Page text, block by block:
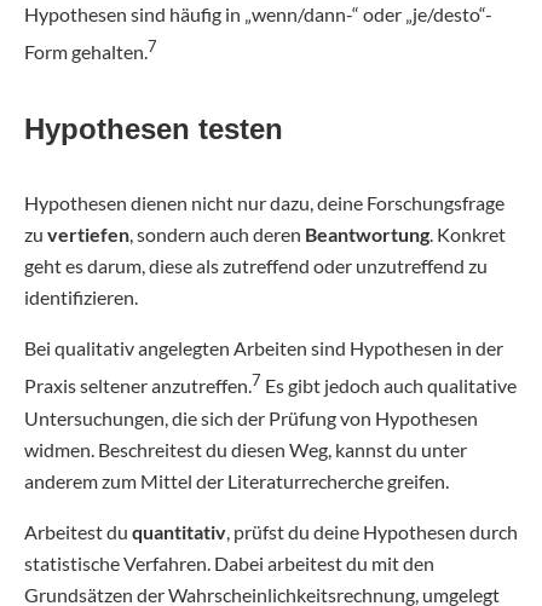
Hypothesen sind häufig in „wenn/dann-“ oder „je/desto“-
Form gehalten.7
Hypothesen testen
Hypothesen dienen nicht nur dazu, deine Forschungsfrage
zu vertiefen, sondern auch deren Beantwortung. Konkret
geht es darum, diese als zutreffend oder unzutreffend zu
identifizieren.
Bei qualitativ angelegten Arbeiten sind Hypothesen in der
Praxis seltener anzutreffen.7 Es gibt jedoch auch qualitative
Untersuchungen, die sich der Prüfung von Hypothesen
widmen. Beschreitest du diesen Weg, kannst du unter
anderem zum Mittel der Literaturrecherche greifen.
Arbeitest du quantitativ, prüfst du deine Hypothesen durch
statistische Verfahren. Dabei arbeitest du mit den
Grundsätzen der Wahrscheinlichkeitsrechnung, umgelegt